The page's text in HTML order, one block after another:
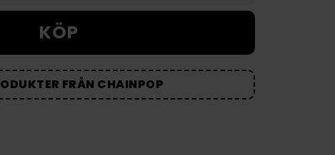
KÖP
FRÅN CHAINPOP